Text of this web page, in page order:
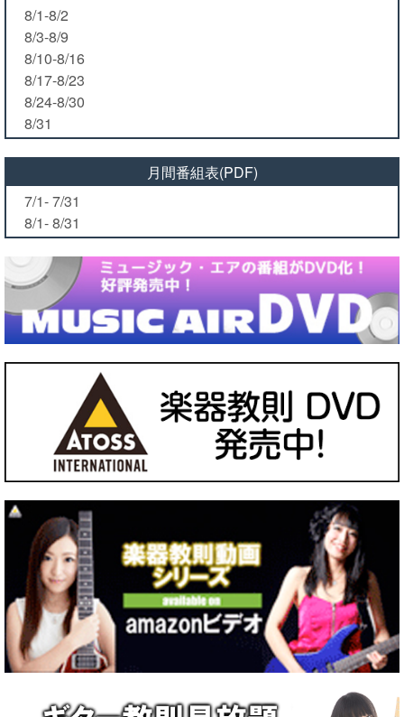
8/1-8/2
8/3-8/9
8/10-8/16
8/17-8/23
8/24-8/30
8/31
月間番組表(PDF)
7/1- 7/31
8/1- 8/31